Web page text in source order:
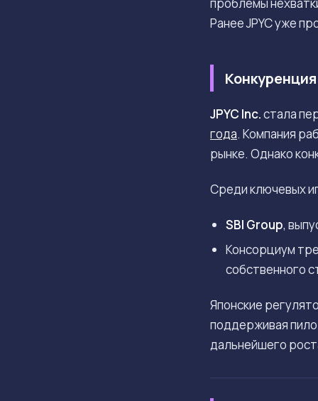
проблемы
Ранее JPYC уже
JPYC Inc.стала
года. Компания
рынке. Однако
Среди ключевых
SBI Group,
Консорциум
собственного
Японские
поддерживая
дальнейшего